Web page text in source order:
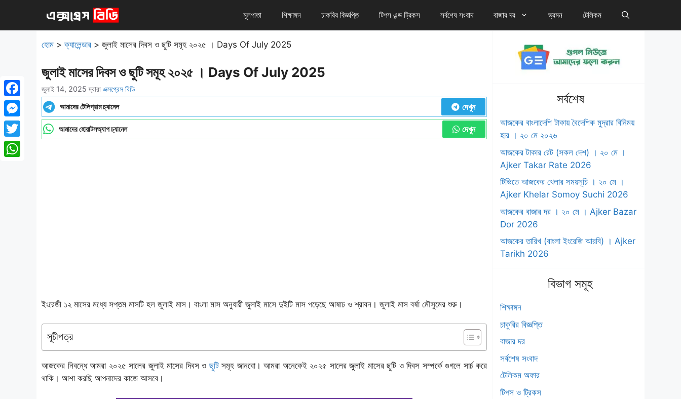
যান
মূলপাতা শিক্ষাঙ্গন চাকরির বিজ্ঞপ্তি টিপস এন্ড ট্রিকস সর্বশেষ সংবাদ বাজার দর ভ্রমন টেলিকম
Facebook
Messenger
Twitter
হোম >ক্যালেন্ডার > জুলাই মাসের দিবস ও ছুটি সমূহ ২০২৫ । Days Of July 2025
জুলাই মাসের দিবস ও ছুটি সমূহ ২০২৫ । Days Of July 2025
জুলাই 14, 2025 দ্বারা এক্সপ্রেস বিডি
আমাদের টেলিগ্রাম চ্যানেল দেখুন
আমাদের হোয়াটসঅ্যাপ চ্যানেল দেখুন
ইংরেজী ১২ মাসের মধ্যে সপ্তম মাসটি হল জুলাই মাস। বাংলা মাস অনুযায়ী জুলাই মাসে দুইটি মাস পড়েছে আষাঢ ও শ্রাবন। জুলাই মাস বর্ষা মৌসুমের শুরু।
সূচীপত্র
আজকের নিবন্ধে আমরা ২০২৫ সালের জুলাই মাসের দিবস ও ছুটিসমূহ জানবো। আমরা অনেকেই ২০২৫ সালের জুলাই মাসের ছুটি ও দিবস সম্পর্কে গুগলে সার্চ করে
থাকি। আশা করছি আপনাদের কাজে আসবে।
সর্বশেষ
আজকের বাংলাদেশি টাকায় বৈদেশিক মুদ্রার বিনিময়
হার । ২০ মে ২০২৬
আজকের টাকার রেট (সকল দেশ) । ২০ মে ।
‍Ajker Takar Rate 2026
টিভিতে আজকের খেলার সময়সূচি । ২০ মে ।
Ajker Khelar Somoy Suchi 2026
আজকের বাজার দর । ২০ মে । Ajker Bazar
Dor 2026
আজকের তারিখ (বাংলা ইংরেজি আরবি) । Ajker
Tarikh 2026
বিভাগ সমূহ
শিক্ষাঙ্গন
চাকুরির বিজ্ঞপ্তি
বাজার দর
সর্বশেষ সংবাদ
টেলিকম অফার
টিপস ও ট্রিকস